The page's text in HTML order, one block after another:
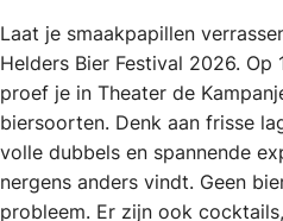
Laat je smaakpapillen
Helders Bier Festival 2026. Op
proef je in Theater de
biersoorten. Denk aan frisse
volle dubbels en spannende
nergens anders vindt. Geen
probleem. Er zijn ook